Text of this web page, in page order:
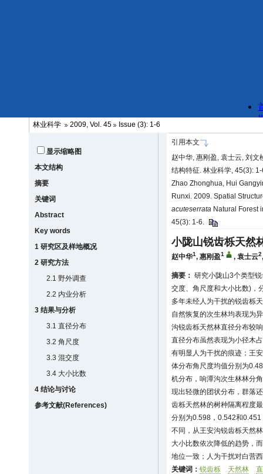
林业科学 2009, Vol. 45 Issue (3): 1-6
显示缩略图
本文结构
摘要
关键词
Abstract
Key words
1 研究区及样地概况
2 研究方法
2.1 野外调查
2.2 内业分析
3 结果与分析
3.1 直径分布
3.2 角尺度
3.3 混交度
3.4 大小比数
4 结论与讨论
参考文献(References)
引用本文
赵中华, 惠刚盈, 袁士云, 刘
结构特征. 林业科学, 45(3):
Zhao Zhonghua, Hui
Runxi. 2009. Spatial
acuteserrata Natural Forest
45(3): 1-6.
小陇山锐齿栎天然
赵中华1, 惠刚盈1 , 袁士云2
摘要： 研究小陇山3个类型
交度、角尺度和大小比数)，
多年未经人为干扰的锐齿栎
自然恢复的次生林均表现为
沟锐齿栎天然林直径分布较
直径分布虽然表现为小径木
有明显人为干扰的痕迹；王
体分布角尺度均值分别为
机分布，响潭沟次生林林分
现出轻微的团状分布，群落
齿栎天然林的树种隔离程度
分别为0.598，0.542和
不同，从王安沟锐齿栎天然
大小比数依次降低的趋势，
地位一致；人为干扰对白营
关键词： 锐齿栎 天然林